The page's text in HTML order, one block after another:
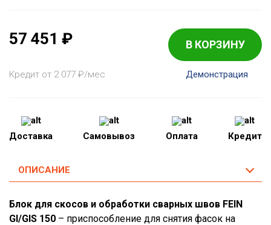
57 451 ₽ В КОРЗИНУ
Кредит от 2 077 ₽/мес Демонстрация
Доставка Самовывоз Оплата Кредит
ОПИСАНИЕ
Блок для скосов и обработки сварных швов FEIN
GI/GIS 150 – приспособление для снятия фасок на